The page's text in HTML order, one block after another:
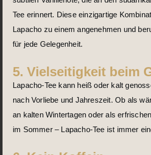
Tee erinnert. Diese einzigartige
Lapacho zu einem angenehmen und
für jede Gelegenheit.
5. Vielseitigkeit beim
Lapacho-Tee kann heiß oder kalt
nach Vorliebe und Jahreszeit. Ob als
an kalten Wintertagen oder als
im Sommer – Lapacho-Tee ist immer